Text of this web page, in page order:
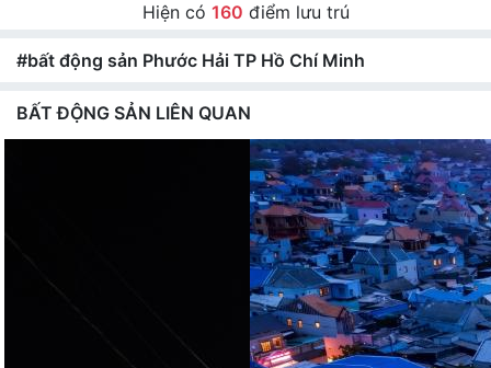
Hiện có 160 điểm lưu trú
#bất động sản Phước Hải TP Hồ Chí Minh
BẤT ĐỘNG SẢN LIÊN QUAN